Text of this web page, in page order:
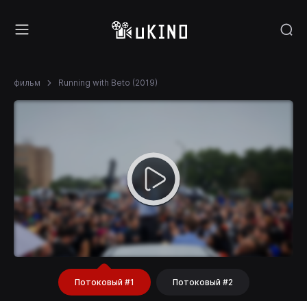
фильм Running with Beto (2019)
Потоковый #1 Потоковый #2